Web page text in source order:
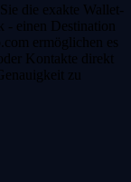
die exakte Wallet-
- einen Destination
ermöglichen es
Kontakte direkt
zu